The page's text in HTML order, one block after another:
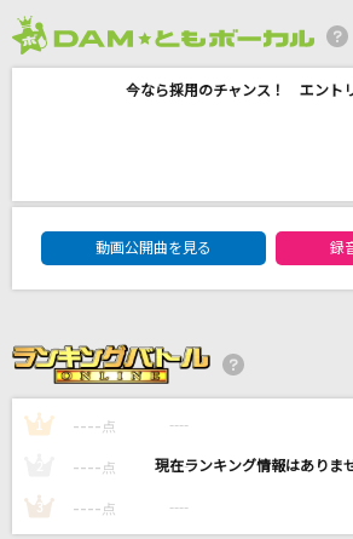
Every Little Thing
[生音]シルエット
BLACKPINK
Slow&Easy
禁じられた2人
今なら採用のチャンス！ エント
DAM★ともボーカルエントリー
動画公開曲を見る
録
1 ---- 点 ----
---- 点 ----
3 ---- 点 ----